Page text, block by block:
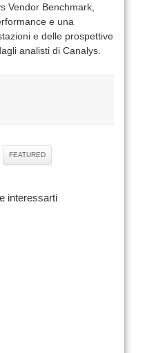
Vendor Benchmark,
e una
e delle prospettive
analisti di Canalys.
FEATURED
interessarti